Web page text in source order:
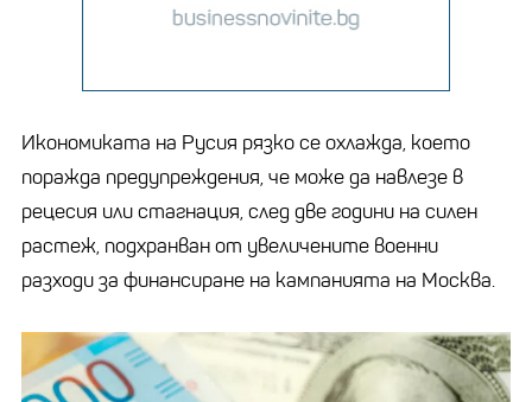
Икономиката на Русия рязко се охлажда, което
поражда предупреждения, че може да навлезе в
рецесия или стагнация, след две години на силен
растеж, подхранван от увеличените военни
разходи за финансиране на кампанията на Москва.